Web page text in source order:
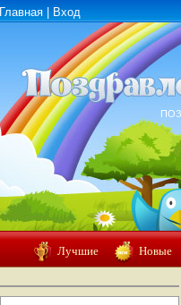
Главная Вход
Лучшие Новые